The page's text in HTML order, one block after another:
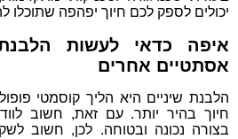
יכולים לספק לכם חיוך יפהפה שתוכלו
איפה כדאי לעשות הלבנת
אסתטיים אחרים
הלבנת שיניים היא הליך קוסמטי
חיוך בהיר יותר. עם זאת, חשוב
בצורה נכונה ובטוחה. לכן, חשוב